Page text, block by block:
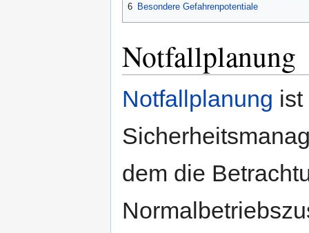
6 Besondere Gefahrenpotentiale
Notfallplanung
Notfallplanung ist
dem die